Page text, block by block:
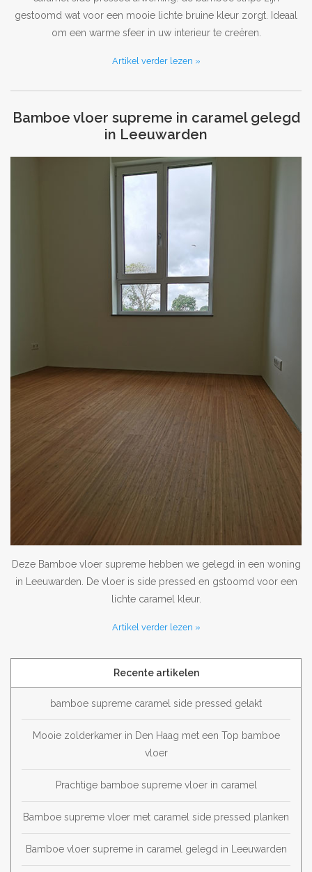
gestoomd wat voor een mooie lichte bruine kleur zorgt. Ideaal
om een warme sfeer in uw interieur te creëren.
Artikel verder lezen »
Bamboe vloer supreme in caramel gelegd
in Leeuwarden
Deze Bamboe vloer supreme hebben we gelegd in een woning
in Leeuwarden. De vloer is side pressed en gstoomd voor een
lichte caramel kleur.
Artikel verder lezen »
Recente artikelen
bamboe supreme caramel side pressed gelakt
Mooie zolderkamer in Den Haag met een Top bamboe
vloer
Prachtige bamboe supreme vloer in caramel
Bamboe supreme vloer met caramel side pressed planken
Bamboe vloer supreme in caramel gelegd in Leeuwarden